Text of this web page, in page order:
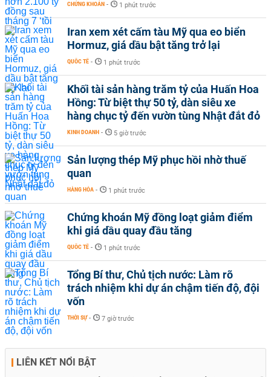
CHỨNG KHOÁN - 1 phút trước
Iran xem xét cấm tàu Mỹ qua eo biển
Hormuz, giá dầu bật tăng trở lại
QUỐC TẾ - 1 phút trước
Khối tài sản hàng trăm tỷ của Huấn Hoa
Hồng: Từ biệt thự 50 tỷ, dàn siêu xe
hàng chục tỷ đến vườn tùng Nhật đắt đỏ
KINH DOANH - 5 giờ trước
Sản lượng thép Mỹ phục hồi nhờ thuế
quan
HÀNG HÓA - 1 phút trước
Chứng khoán Mỹ đồng loạt giảm điểm
khi giá dầu quay đầu tăng
QUỐC TẾ - 1 phút trước
Tổng Bí thư, Chủ tịch nước: Làm rõ
trách nhiệm khi dự án chậm tiến độ, đội
vốn
THỜI SỰ - 7 giờ trước
LIÊN KẾT NỔI BẬT